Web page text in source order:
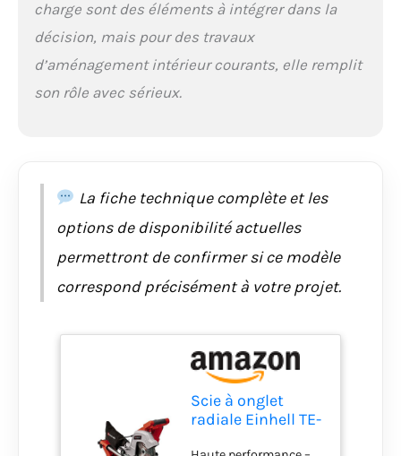
aluminium s’allonge
grâce aux extensions
peut ainsi recevoir
copeaux éliminent
efficacement la sciure
toujours propre.
charge sont des éléments à intégrer dans la
décision, mais pour des travaux
d’aménagement intérieur courants, elle remplit
son rôle avec sérieux.
La fiche technique complète et les
options de disponibilité actuelles
permettront de confirmer si ce modèle
correspond précisément à votre projet.
Scie à onglet
radiale Einhell TE-